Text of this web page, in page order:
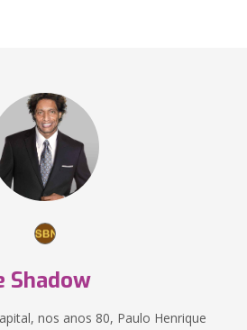
Shadow
nos anos 80, Paulo Henrique